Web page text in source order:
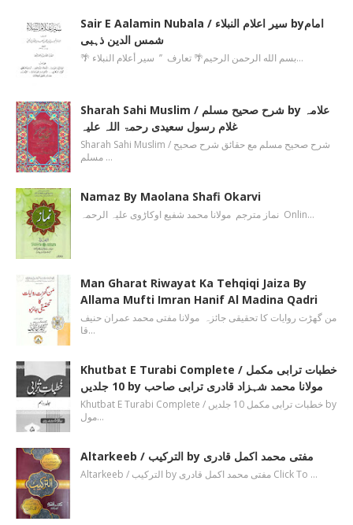
Sair E Aalamin Nubala / سیر اعلام النبلاء byامام
شمس الدین ذہبی
🌴 بسم الله الرحمن الرحیم🌴 تعارف ’’ سیر أعلام النبلاء…
Sharah Sahi Muslim / شرح صحیح مسلم by علامہ
غلام رسول سعیدی رحمۃ اللہ علیہ
Sharah Sahi Muslim / شرح صحیح مسلم مع حقائق شرح صحیح
مسلم …
Namaz By Maolana Shafi Okarvi
نماز مترجم مولانا محمد شفیع اوکاڑوی علیہ الرحمہ Onlin…
Man Gharat Riwayat Ka Tehqiqi Jaiza By
Allama Mufti Imran Hanif Al Madina Qadri
من گھڑت روایات کا تحقیقی جائزہ مولانا مفتی محمد عمران حنیف
قا…
Khutbat E Turabi Complete / خطبات ترابی مکمل
10 جلدیں by مولانا محمد شہزاد قادری ترابی صاحب
Khutbat E Turabi Complete / خطبات ترابی مکمل 10 جلدیں by
مول…
Altarkeeb / الترکیب by مفتی محمد اکمل قادری
Altarkeeb / الترکیب by مفتی محمد اکمل قادری Click To …